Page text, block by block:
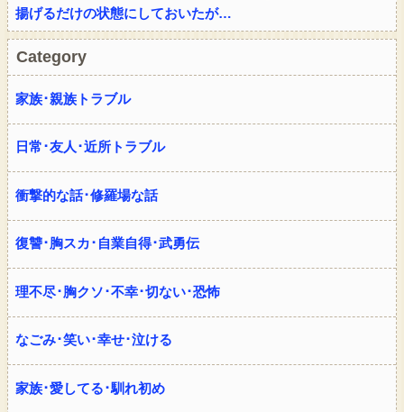
揚げるだけの状態にしておいたが…
Category
家族･親族トラブル
日常･友人･近所トラブル
衝撃的な話･修羅場な話
復讐･胸スカ･自業自得･武勇伝
理不尽･胸クソ･不幸･切ない･恐怖
なごみ･笑い･幸せ･泣ける
家族･愛してる･馴れ初め